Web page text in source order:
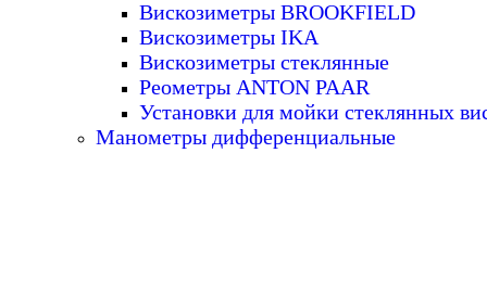
Вискозиметры BROOKFIELD
Вискозиметры IKA
Вискозиметры стеклянные
Реометры ANTON PAAR
Установки для мойки стеклянных
Манометры дифференциальные